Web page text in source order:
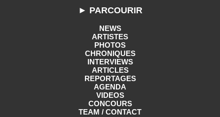
► PARCOURIR
NEWS
ARTISTES
PHOTOS
CHRONIQUES
INTERVIEWS
ARTICLES
REPORTAGES
AGENDA
VIDEOS
CONCOURS
TEAM / CONTACT